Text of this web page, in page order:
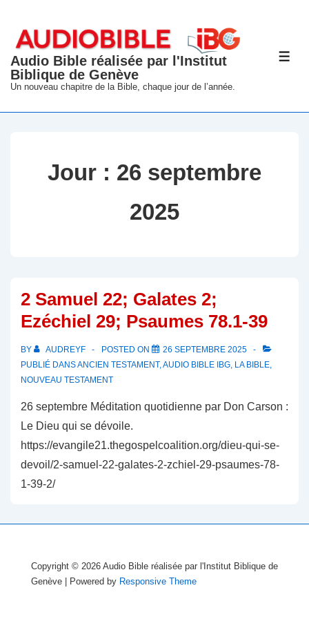
passer
contenu
principal
Audio Bible réalisée par l'Institut
Biblique de Genève
Un nouveau chapitre de la Bible, chaque jour de l’année.
Jour : 26 septembre
2025
2 Samuel 22; Galates 2;
Ezéchiel 29; Psaumes 78.1-39
BY AUDREYF POSTED ON
26 SEPTEMBRE 2025
PUBLIÉ DANSANCIEN TESTAMENT,AUDIO BIBLE IBG, LA BIBLE,
NOUVEAU TESTAMENT
26 septembre Méditation quotidienne par Don Carson :
Le Dieu qui se dévoile.
https://evangile21.thegospelcoalition.org/dieu-qui-se-
devoil/2-samuel-22-galates-2-zchiel-29-psaumes-78-
1-39-2/
Copyright © 2026 Audio Bible réalisée par l'Institut Biblique de
Genève
| Powered by Responsive Theme